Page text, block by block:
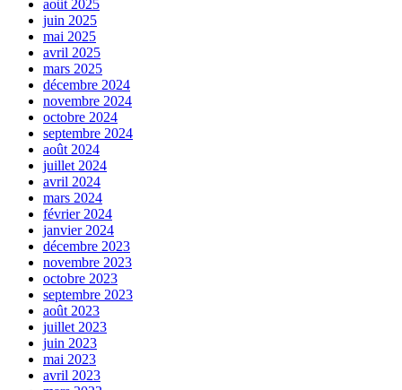
août 2025
juin 2025
mai 2025
avril 2025
mars 2025
décembre 2024
novembre 2024
octobre 2024
septembre 2024
août 2024
juillet 2024
avril 2024
mars 2024
février 2024
janvier 2024
décembre 2023
novembre 2023
octobre 2023
septembre 2023
août 2023
juillet 2023
juin 2023
mai 2023
avril 2023